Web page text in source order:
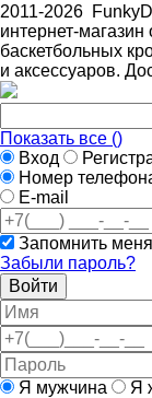
2011-2026
интернет-
баскетбольных
и аксессуаров.
Показать все ()
Вход
Номер
E-mail
Запомнить меня
Забыли пароль?
Войти
Я мужчина Я